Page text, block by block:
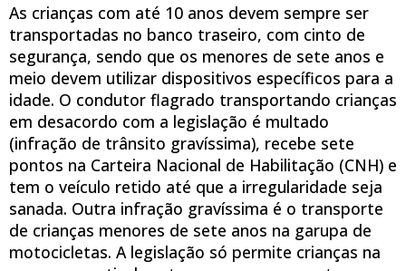
As crianças com até 10 anos devem sempre ser
transportadas no banco traseiro, com cinto de
segurança, sendo que os menores de sete anos e
meio devem utilizar dispositivos específicos para a
idade. O condutor flagrado transportando crianças
em desacordo com a legislação é multado
(infração de trânsito gravíssima), recebe sete
pontos na Carteira Nacional de Habilitação (CNH) e
tem o veículo retido até que a irregularidade seja
sanada. Outra infração gravíssima é o transporte
de crianças menores de sete anos na garupa de
motocicletas. A legislação só permite crianças na